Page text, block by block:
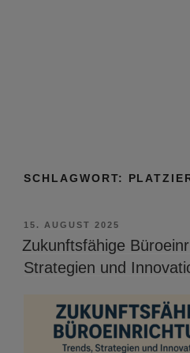
SCHLAGWORT:
VERÖFFENTLICHT
AM
15. AUGUST 2025
Zukunftsfähige
Strategien und